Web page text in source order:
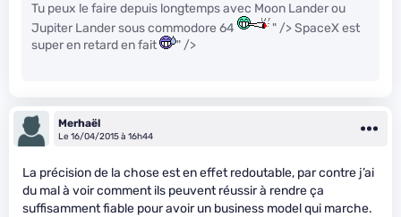
Tu peux le faire depuis longtemps avec Moon Lander ou
Jupiter Lander sous commodore 64
" /> SpaceX est
super en retard en fait
" />
Merhaël
Le 16/04/2015 à 16h44
La précision de la chose est en effet redoutable, par contre j’ai
du mal à voir comment ils peuvent réussir à rendre ça
suffisamment fiable pour avoir un business model qui marche.